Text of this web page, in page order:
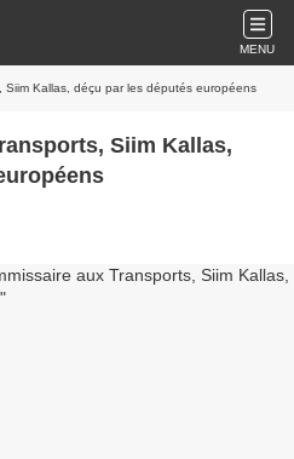
MENU
Siim Kallas, déçu par les députés européens
Siim Kallas,